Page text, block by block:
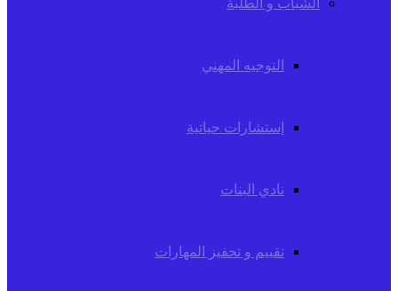
الشباب و الطلبة
التوجيه المهني
إستشارات حياتية
نادي البنات
تقييم و تحفيز المهارات